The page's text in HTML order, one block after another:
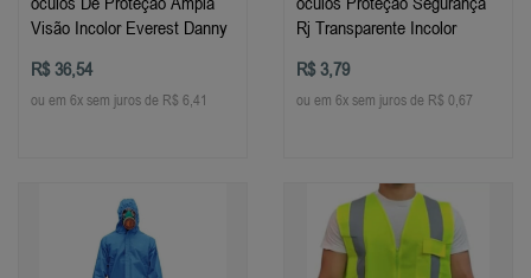
Visão Incolor Everest Danny
R$ 36,54
ou em 6x sem juros de R$ 6,41
Rj Transparente Incolor
R$ 3,79
ou em 6x sem juros de R$ 0,67